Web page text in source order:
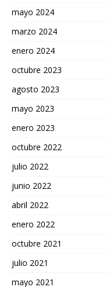
mayo 2024
marzo 2024
enero 2024
octubre 2023
agosto 2023
mayo 2023
enero 2023
octubre 2022
julio 2022
junio 2022
abril 2022
enero 2022
octubre 2021
julio 2021
mayo 2021